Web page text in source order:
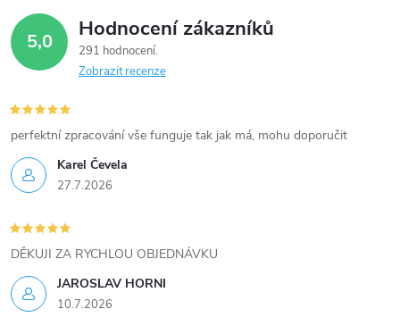
v
k
v
ý
p
i
s
u
5,0 Hodnocení zákazníků
291 hodnocení
Zobrazit recenze
Karel Čevela
27.7.2026
perfektní zpracování vše funguje tak jak má, mohu doporučit
JAROSLAV HORNI
10.7.2026
DĚKUJI ZA RYCHLOU OBJEDNÁVKU